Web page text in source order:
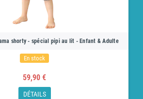
shorty - spécial pipi au lit - Enfant & Adulte
En stock
59,90 €
DÉTAILS